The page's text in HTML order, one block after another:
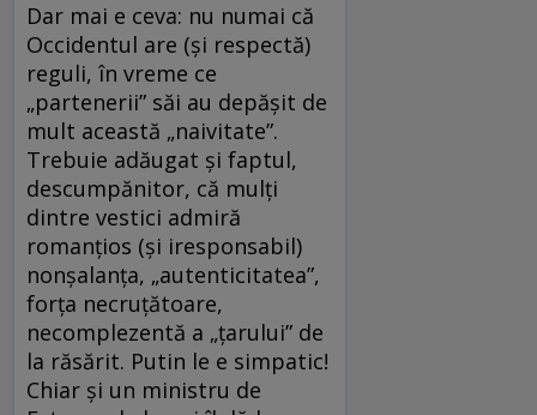
Dar mai e ceva: nu numai că
Occidentul are (şi respectă)
reguli, în vreme ce
„partenerii” săi au depăşit de
mult această „naivitate”.
Trebuie adăugat şi faptul,
descumpănitor, că mulţi
dintre vestici admiră
romanţios (şi iresponsabil)
nonşalanţa, „autenticitatea”,
forţa necruţătoare,
necomplezentă a „ţarului” de
la răsărit. Putin le e simpatic!
Chiar şi un ministru de